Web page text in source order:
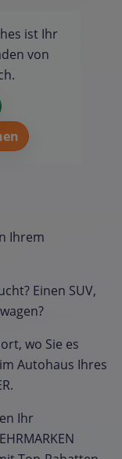
ist Ihr
von
Ihrem
Einen SUV,
wo Sie es
Autohaus Ihres
Ihr